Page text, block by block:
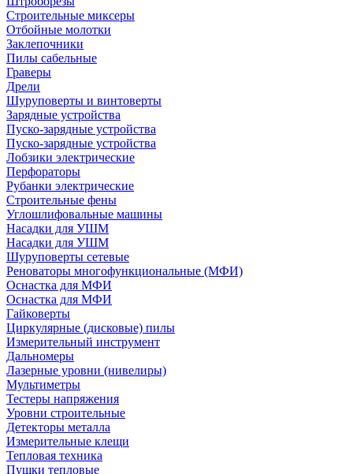
Строительные миксеры
Отбойные молотки
Заклепочники
Пилы сабельные
Граверы
Дрели
Шуруповерты и винтоверты
Зарядные устройства
Пуско-зарядные устройства
Пуско-зарядные устройства
Лобзики электрические
Перфораторы
Рубанки электрические
Строительные фены
Углошлифовальные машины
Насадки для УШМ
Насадки для УШМ
Шуруповерты сетевые
Реноваторы многофункциональные (МФИ)
Оснастка для МФИ
Оснастка для МФИ
Гайковерты
Циркулярные (дисковые) пилы
Измерительный инструмент
Дальномеры
Лазерные уровни (нивелиры)
Мультиметры
Тестеры напряжения
Уровни строительные
Детекторы металла
Измерительные клещи
Тепловая техника
Пушки тепловые